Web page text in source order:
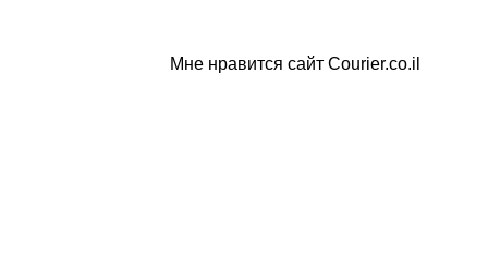
Мне нравится сайт Courier.co.il